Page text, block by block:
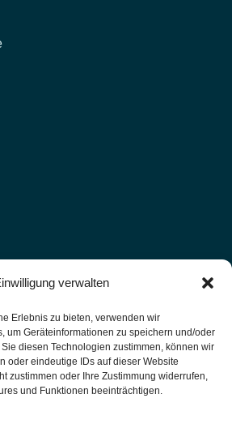
verwalten
Erlebnis zu bieten, verwenden wir
um Geräteinformationen zu speichern und/oder
diesen Technologien zustimmen, können wir
oder eindeutige IDs auf dieser Website
zustimmen oder Ihre Zustimmung widerrufen,
und Funktionen beeinträchtigen.